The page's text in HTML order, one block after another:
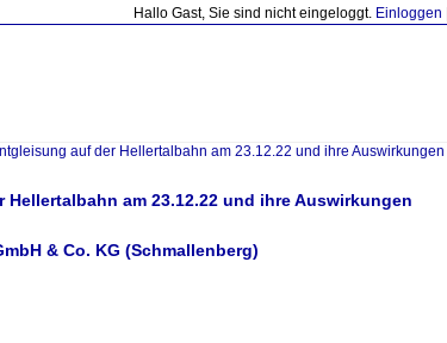
Hallo Gast, Sie sind nicht eingeloggt. Einloggen
auf der Hellertalbahn am 23.12.22 und ihre Auswirkungen
am 23.12.22 und ihre Auswirkungen
& Co. KG (Schmallenberg)